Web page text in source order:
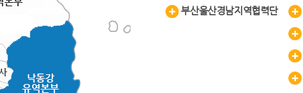
부산울산경남지역협력단